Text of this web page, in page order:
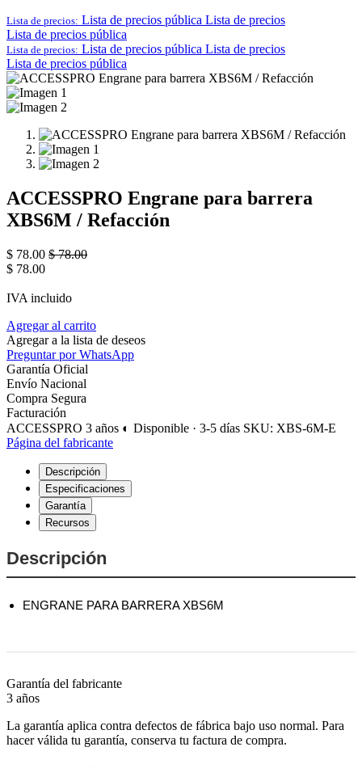
Lista de precios: Lista de precios pública Lista de precios
Lista de precios pública
Lista de precios: Lista de precios pública Lista de precios
Lista de precios pública
ACCESSPRO Engrane para barrera
XBS6M / Refacción
$ 78.00 $78.00
$ 78.00
IVA incluido
Agregar al carrito
Agregar a la lista de deseos
Preguntar por WhatsApp
Garantía Oficial
Envío Nacional
Compra Segura
Facturación
ACCESSPRO 3 años ◐ Disponible · 3-5 días SKU: XBS-6M-E
Página del fabricante
Descripción
Especificaciones
Garantía
Recursos
Descripción
ENGRANE PARA BARRERA XBS6M
Garantía del fabricante
3 años
La garantía aplica contra defectos de fábrica bajo uso normal. Para
hacer válida tu garantía, conserva tu factura de compra.